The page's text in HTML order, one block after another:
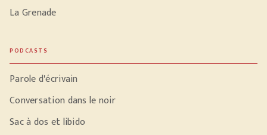
La Grenade
PODCASTS
Parole d'écrivain
Conversation dans le noir
Sac à dos et libido